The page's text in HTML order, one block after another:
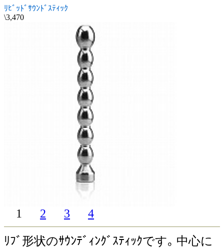
ﾘﾋﾞｯﾄﾞｻｳﾝﾄﾞｽﾃｨｯｸ
\3,470
1 2 3 4
ﾘﾌﾞ形状のｻｳﾝﾃﾞｨﾝｸﾞｽﾃｨｯｸです｡ 中心に